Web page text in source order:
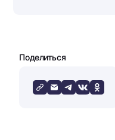
Поделиться